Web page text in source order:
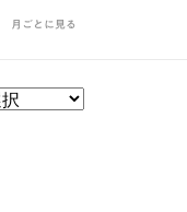
月ごとに見る